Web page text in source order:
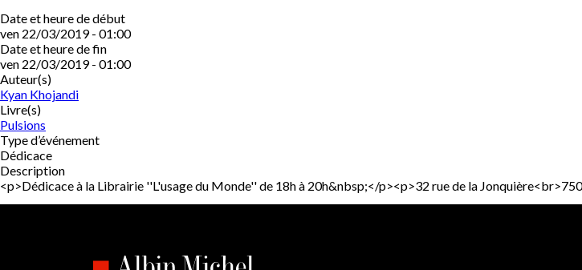
Date et heure de début
ven 22/03/2019 - 01:00
Date et heure de fin
ven 22/03/2019 - 01:00
Auteur(s)
Kyan Khojandi
Livre(s)
Pulsions
Type d’événement
Dédicace
Description
<p>Dédicace à la Librairie ''L'usage du Monde'' de 18h à 20h&nbsp;</p><p>32 rue de la